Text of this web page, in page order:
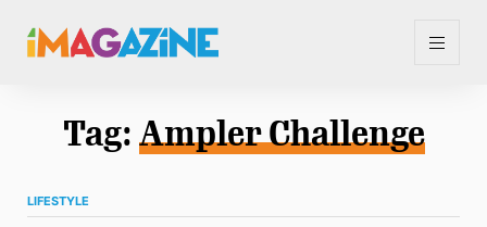
Tag: Ampler Challenge
LIFESTYLE